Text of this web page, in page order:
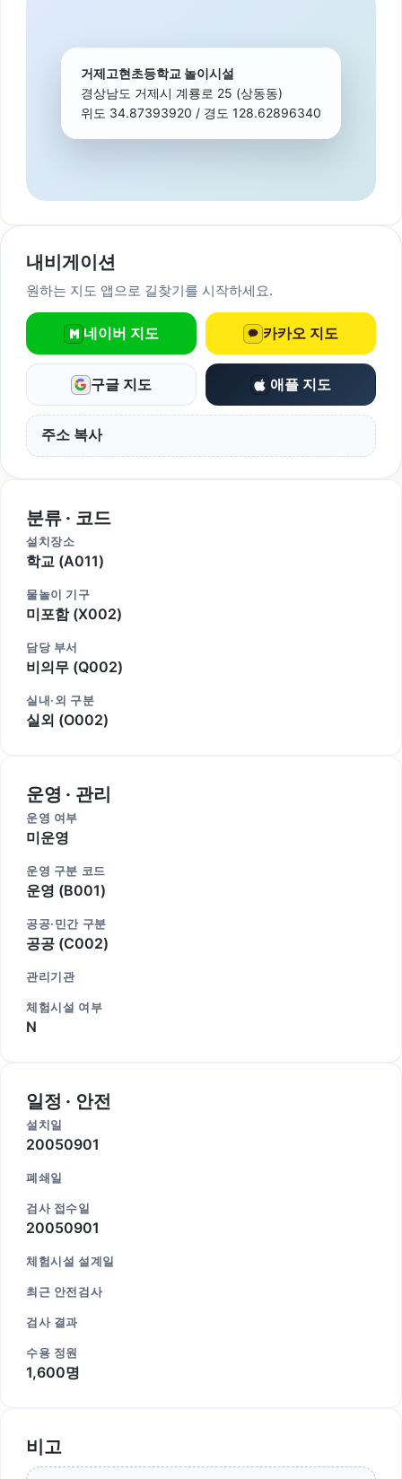
거제고현초등학교 놀이시설
경상남도 거제시 계룡로 25 (상동동)
위도 34.87393920 / 경도 128.62896340
내비게이션
원하는 지도 앱으로 길찾기를 시작하세요.
네이버 지도 카카오 지도
구글 지도 애플 지도
주소 복사
분류 · 코드
설치장소
학교 (A011)
물놀이 기구
미포함 (X002)
담당 부서
비의무 (Q002)
실내·외 구분
실외 (O002)
운영 · 관리
운영 여부
미운영
운영 구분 코드
운영 (B001)
공공·민간 구분
공공 (C002)
관리기관
체험시설 여부
N
일정 · 안전
설치일
20050901
폐쇄일
검사 접수일
20050901
체험시설 설계일
최근 안전검사
검사 결과
수용 정원
1,600명
비고